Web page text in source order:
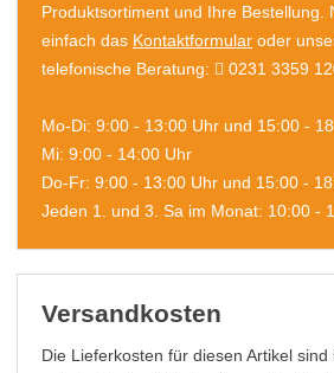
Produktsortiment und Ihre Bestellung.
einfach das Kontaktformular oder
telefonische Beratung:
0231 3359
Mo-Di: 9:00 - 13:00 Uhr und 15:00 -
Mi: 9:00 - 14:00 Uhr
Do-Fr: 9:00 - 13:00 Uhr und 15:00 -
Jeden 1. und 3. Sa im Monat: 10:00 -
Versandkosten
Die Lieferkosten für diesen Artikel sind